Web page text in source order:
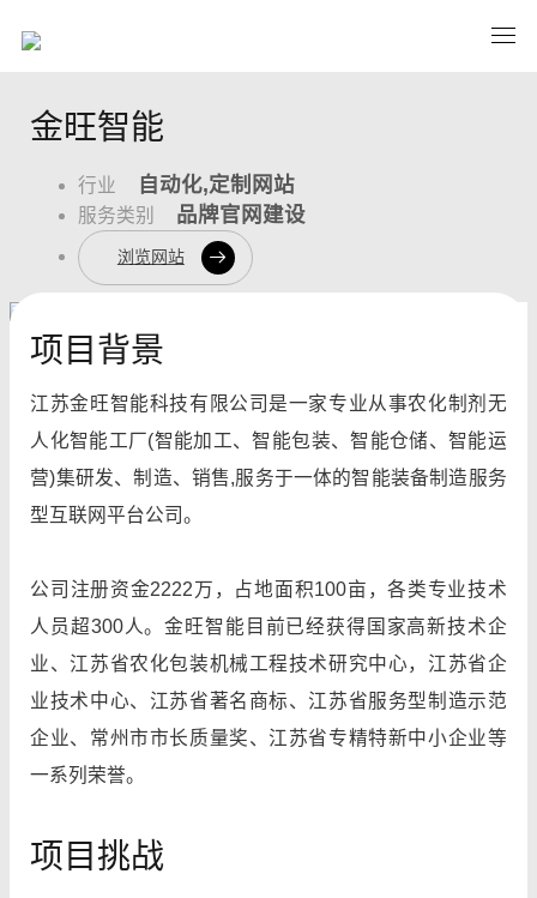
金旺智能
行业 自动化,定制网站
服务类别 品牌官网建设
浏览网站
项目背景
江苏金旺智能科技有限公司是一家专业从事农化制剂无
人化智能工厂(智能加工、智能包装、智能仓储、智能运
营)集研发、制造、销售,服务于一体的智能装备制造服务
型互联网平台公司。
公司注册资金2222万，占地面积100亩，各类专业技术
人员超300人。金旺智能目前已经获得国家高新技术企
业、江苏省农化包装机械工程技术研究中心，江苏省企
业技术中心、江苏省著名商标、江苏省服务型制造示范
企业、常州市市长质量奖、江苏省专精特新中小企业等
一系列荣誉。
项目挑战